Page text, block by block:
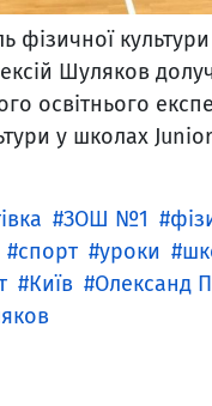
фізичної культури
Шуляков
освітнього
у школах
ЗОШ №1
спорт уроки
Київ
Олександ